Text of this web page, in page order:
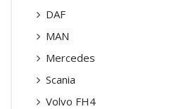
DAF
MAN
Mercedes
Scania
Volvo FH4